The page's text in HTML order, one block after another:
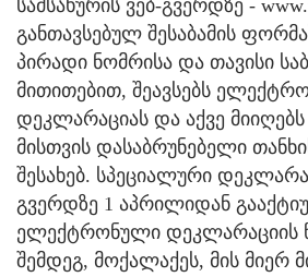
სამსახურის ვებ-გვერდზე -
განთავსებულ შესაბამის
პირადი ნომრისა და თავისი
მითითებით, შეავსებს
დეკლარაციას და აქვე
მისთვის დასაბრუნებელი
შესახებ. სპეციალური
გვერდზე 1 აპრილიდან
ელექტრონული დეკლარაციის
შემდეგ, მოქალაქეს, მის მიერ